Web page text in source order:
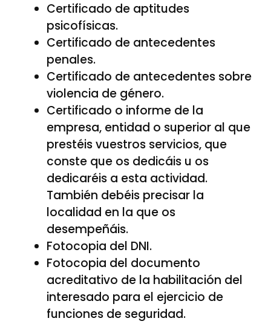
Certificado de aptitudes
psicofísicas.
Certificado de antecedentes
penales.
Certificado de antecedentes sobre
violencia de género.
Certificado o informe de la
empresa, entidad o superior al que
prestéis vuestros servicios, que
conste que os dedicáis u os
dedicaréis a esta actividad.
También debéis precisar la
localidad en la que os
desempeñáis.
Fotocopia del DNI.
Fotocopia del documento
acreditativo de la habilitación del
interesado para el ejercicio de
funciones de seguridad.